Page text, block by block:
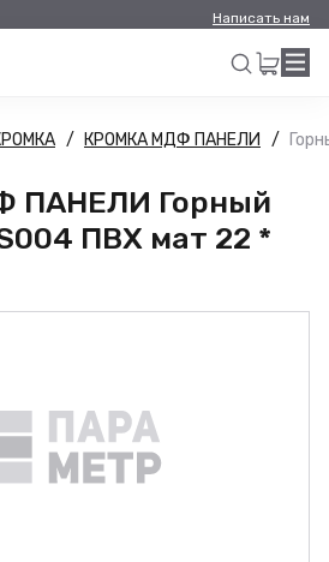
Написать нам
Искать
КРОМКА МДФ ПАНЕЛИ
ПАНЕЛИ Горный
ПВХ мат 22 *